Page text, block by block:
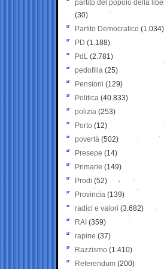
partito del popolo della
(30)
Partito Democratico (1.034)
PD (1.188)
PdL (2.781)
pedofilia (25)
Pensioni (129)
Politica (40.833)
polizia (253)
Porto (12)
povertà (502)
Presepe (14)
Primarie (149)
Prodi (52)
Provincia (139)
radici e valori (3.682)
RAI (359)
rapine (37)
Razzismo (1.410)
Referendum (200)